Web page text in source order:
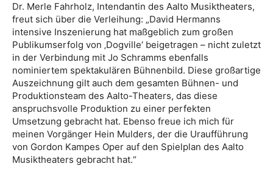
Dr. Merle Fahrholz, Intendantin des Aalto Musiktheaters,
freut sich über die Verleihung: „David Hermanns
intensive Inszenierung hat maßgeblich zum großen
Publikumserfolg von ‚Dogville‘ beigetragen – nicht zuletzt
in der Verbindung mit Jo Schramms ebenfalls
nominiertem spektakulären Bühnenbild. Diese großartige
Auszeichnung gilt auch dem gesamten Bühnen- und
Produktionsteam des Aalto-Theaters, das diese
anspruchsvolle Produktion zu einer perfekten
Umsetzung gebracht hat. Ebenso freue ich mich für
meinen Vorgänger Hein Mulders, der die Uraufführung
von Gordon Kampes Oper auf den Spielplan des Aalto
Musiktheaters gebracht hat.“